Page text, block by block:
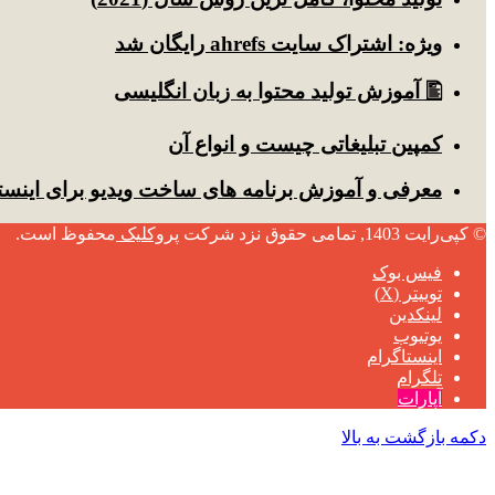
ویژه: اشتراک سایت ahrefs رایگان شد
🖺 آموزش تولید محتوا به زبان انگلیسی
کمپین تبلیغاتی چیست و انواع آن
معرفی و آموزش برنامه های ساخت ویدیو برای
© کپی‌رایت 1403, تمامی حقوق نزد شرکت پروکلیک محفوظ است.
فیس بوک
توییتر (X)
لینکدین
یوتیوب
اینستاگرام
تلگرام
آپارات
دکمه بازگشت به بالا